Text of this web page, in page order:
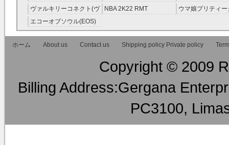
RMT
ラグ(ロスフラ)
ヴァルキリーコネクト(ヴ
ァルコネ) RMT
NBA 2K22 RMT
ウマ娘プリティー
エコーオブソウル(EOS)
RMT
ホーム
About us Contact us Shipping policy Private policy
Copyright © 2009
Billing Address:Gergana
PC3100,